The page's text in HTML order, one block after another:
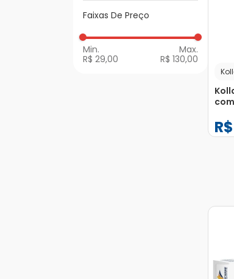
Pomadas e Loções
Faixas De Preço
R$ 29,00 R$ 130,00
R$